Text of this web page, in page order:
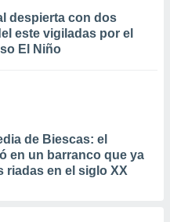
despierta con dos
este vigiladas por el
El Niño
de Biescas: el
en un barranco que ya
riadas en el siglo XX